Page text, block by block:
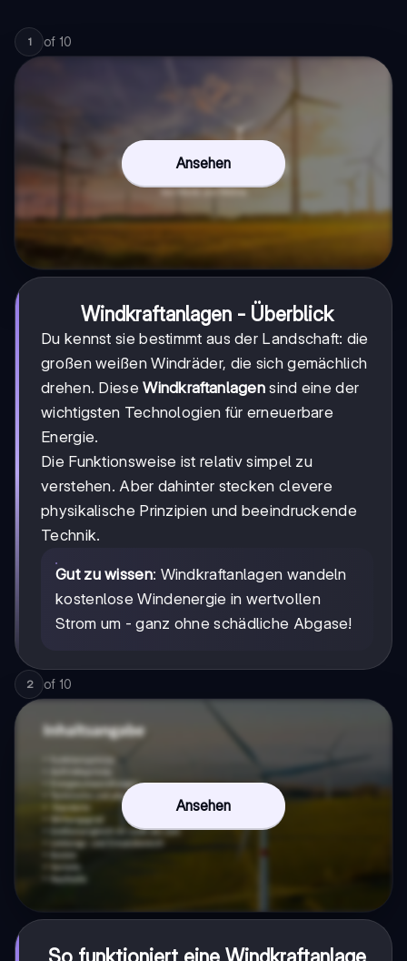
1 of 10
Ansehen
Windkraftanlagen - Überblick
Du kennst sie bestimmt aus der Landschaft: die
großen weißen Windräder, die sich gemächlich
drehen. DieseWindkraftanlagen sind eine der
wichtigsten Technologien für erneuerbare
Energie.
Die Funktionsweise ist relativ simpel zu
verstehen. Aber dahinter stecken clevere
physikalische Prinzipien und beeindruckende
Technik.
Gut zu wissen: Windkraftanlagen wandeln
kostenlose Windenergie in wertvollen
Strom um - ganz ohne schädliche Abgase!
2 of 10
Ansehen